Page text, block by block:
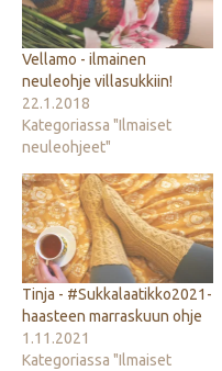
Vellamo - ilmainen
neuleohje villasukkiin!
22.1.2018
Kategoriassa "Ilmaiset
neuleohjeet"
Tinja - #Sukkalaatikko2021-
haasteen marraskuun ohje
1.11.2021
Kategoriassa "Ilmaiset